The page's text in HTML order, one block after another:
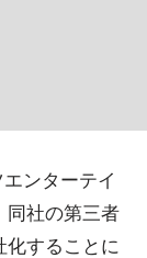
ンターテイ
同社の第三者
化することに